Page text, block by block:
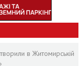
в Житомирській